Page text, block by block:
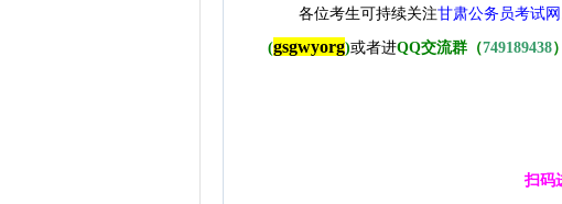
各位考生可持续关注甘肃公务员考试网
(gsgwyorg)或者进QQ交流群（749189438）
扫码